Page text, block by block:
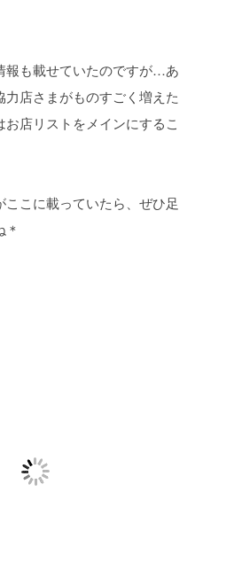
報も載せていたのですが…あ
力店さまがものすごく増えた
店リストをメインにするこ
ここに載っていたら、ぜひ足
＊